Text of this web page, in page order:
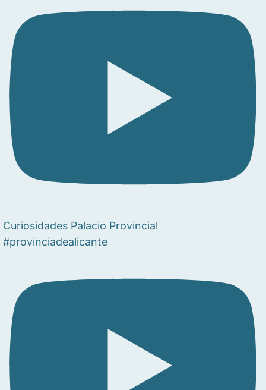
Curiosidades Palacio Provincial
#provinciadealicante